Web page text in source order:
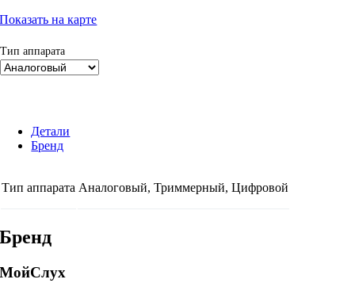
Показать на карте
Тип аппарата
Детали
Бренд
Тип аппарата Аналоговый, Триммерный, Цифровой
Бренд
МойСлух